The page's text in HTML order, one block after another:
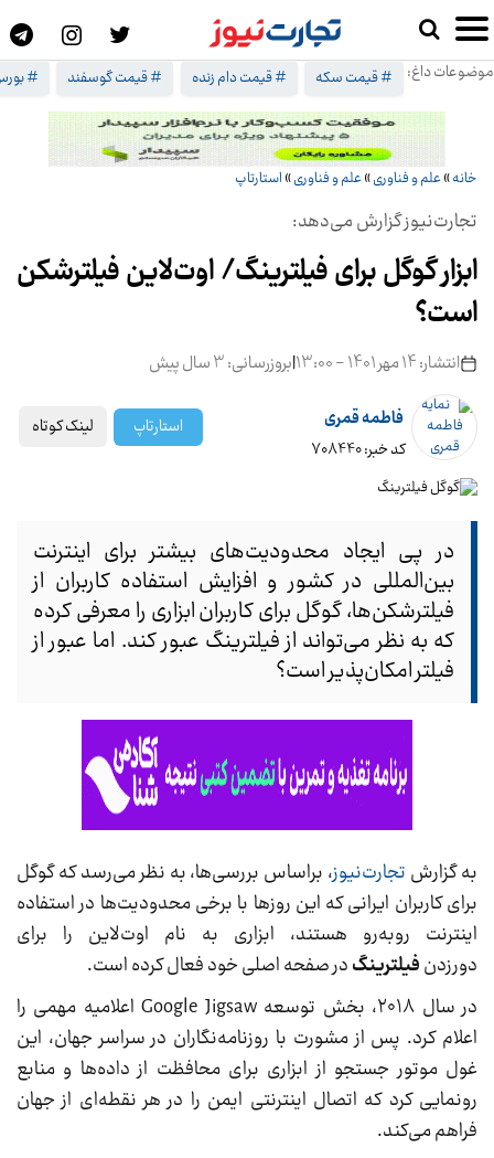
موضوعات داغ: # قیمت سکه # قیمت دام زنده # قیمت گوسفند #
خانه» علم و فناوری» علم و فناوری» استارتاپ
تجارت‌نیوز گزارش می‌دهد:
ابزار گوگل برای فیلترینگ/ اوت‌لاین فیلترشکن
است؟
انتشار: 14 مهر 1401 - 13:00 |بروزرسانی: 3 سال پیش
فاطمه قمری
کد خبر: 708440
استارتاپ لینک کوتاه
در پی ایجاد محدودیت‌های بیشتر برای اینترنت
بین‌المللی در کشور و افزایش استفاده کاربران از
فیلترشکن‌ها، گوگل برای کاربران ابزاری را معرفی کرده‌
که به نظر می‌تواند از فیلترینگ عبور کند. اما عبور از
فیلتر امکان‌پذیر است؟
به گزارش تجارت‌نیوز، براساس بررسی‌ها، به نظر می‌رسد که گوگل
برای کاربران ایرانی که این روزها با برخی محدودیت‌ها در استفاده
اینترنت روبه‌رو هستند، ابزاری به نام اوت‌لاین را برای
دورزدنفیلترینگدر صفحه اصلی خود فعال کرده‌ است.
در سال ۲۰۱۸، بخش توسعه Google Jigsaw اعلامیه مهمی را
اعلام کرد. پس از مشورت با روزنامه‌نگاران در سراسر جهان، این
غول موتور جستجو از ابزاری برای محافظت از داده‌ها و منابع
رونمایی کرد که اتصال اینترنتی ایمن را در هر نقطه‌ای از جهان
فراهم می‌کند.